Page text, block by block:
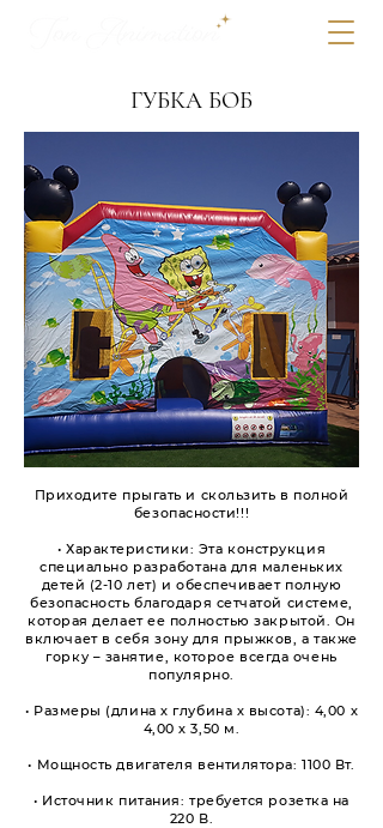
ГУБКА БОБ
Приходите прыгать и скользить в полной
безопасности!!!
• Характеристики: Эта конструкция
специально разработана для маленьких
детей (2-10 лет) и обеспечивает полную
безопасность благодаря сетчатой системе,
которая делает ее полностью закрытой. Он
включает в себя зону для прыжков, а также
горку – занятие, которое всегда очень
популярно.
• Размеры (длина х глубина х высота): 4,00 х
4,00 х 3,50 м.
• Мощность двигателя вентилятора: 1100 Вт.
• Источник питания: требуется розетка на
220 В.